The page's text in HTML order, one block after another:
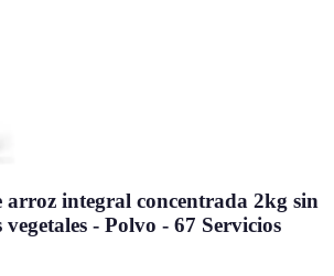
arroz integral concentrada 2kg sin
- Polvo - 67 Servicios